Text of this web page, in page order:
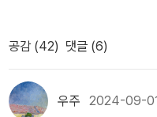
카로운 작살은 강력한 발사
수 있게 되었습니다. 하지만
의 승리를 의미한다고 생각
바다 위의 대결은 <모비 딕>
의 마음을 돌이키려고 애쓰
세계적인 커피전문점 [스타벅
타벅'에서 유래되었다고 한다
의 일부가 이국땅에 정착해 '
로 건너가 고래잡이를 하게 되
연극적 장면들, 서술적 시점의
도 하나 그 자체가 독자에겐
하기 때문이다.불안은 증가
'에이해브'는 히스테리적 사디
앞부분만 가볍게 읽어보았
7769>, <죔레가 사라지다>
작의 귀향부터! 수도에서 멀
오두막에서 자신의 몸을 보호
공감 (42) 댓글 (6)
우주 2024-09-